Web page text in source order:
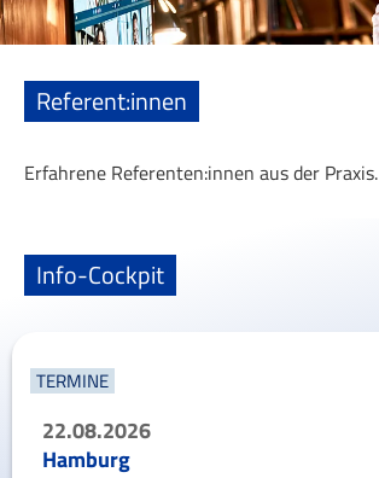
Referent:innen
Erfahrene Referenten:innen aus der Praxis.
Info-Cockpit
TERMINE
22.08.2026
Hamburg